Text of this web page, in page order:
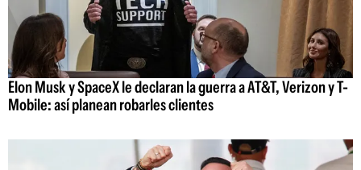
Elon Musk y SpaceX le declaran la guerra a AT&T, Verizon y T-
Mobile: así planean robarles clientes